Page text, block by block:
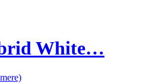
White…